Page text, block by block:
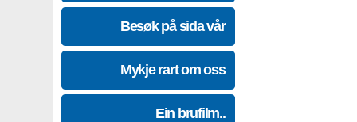
Besøk på sida vår
Mykje rart om oss
Ein brufilm..